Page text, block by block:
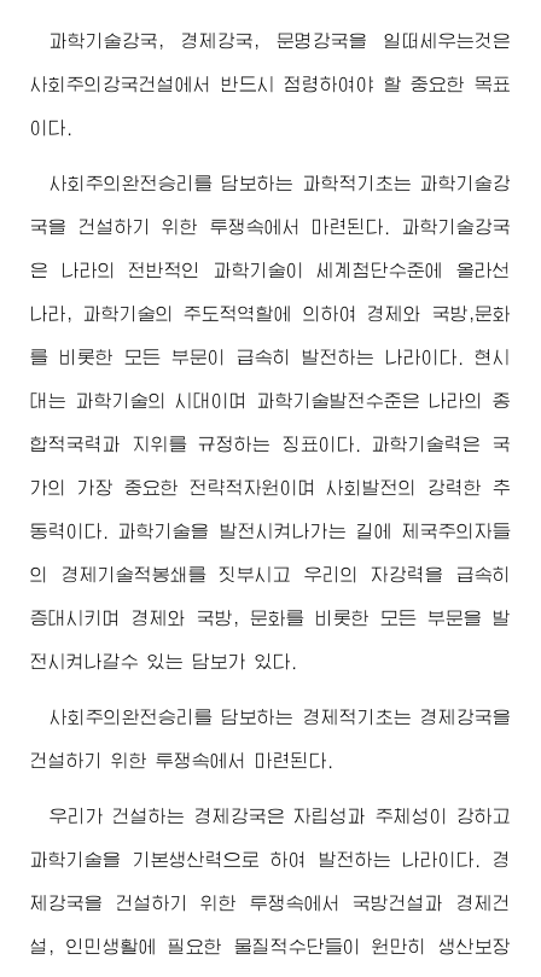
과학기술강국, 경제강국, 문명강국을 일떠세우는것은
사회주의강국건설에서 반드시 점령하여야 할 중요한 목표
이다.
사회주의완전승리를 담보하는 과학적기초는 과학기술강
국을 건설하기 위한 투쟁속에서 마련된다. 과학기술강국
은 나라의 전반적인 과학기술이 세계첨단수준에 올라선
나라, 과학기술의 주도적역할에 의하여 경제와 국방,문화
를 비롯한 모든 부문이 급속히 발전하는 나라이다. 현시
대는 과학기술의 시대이며 과학기술발전수준은 나라의 종
합적국력과 지위를 규정하는 징표이다. 과학기술력은 국
가의 가장 중요한 전략적자원이며 사회발전의 강력한 추
동력이다. 과학기술을 발전시켜나가는 길에 제국주의자들
의 경제기술적봉쇄를 짓부시고 우리의 자강력을 급속히
증대시키며 경제와 국방, 문화를 비롯한 모든 부문을 발
전시켜나갈수 있는 담보가 있다.
사회주의완전승리를 담보하는 경제적기초는 경제강국을
건설하기 위한 투쟁속에서 마련된다.
우리가 건설하는 경제강국은 자립성과 주체성이 강하고
과학기술을 기본생산력으로 하여 발전하는 나라이다. 경
제강국을 건설하기 위한 투쟁속에서 국방건설과 경제건
설, 인민생활에 필요한 물질적수단들이 원만히 생산보장